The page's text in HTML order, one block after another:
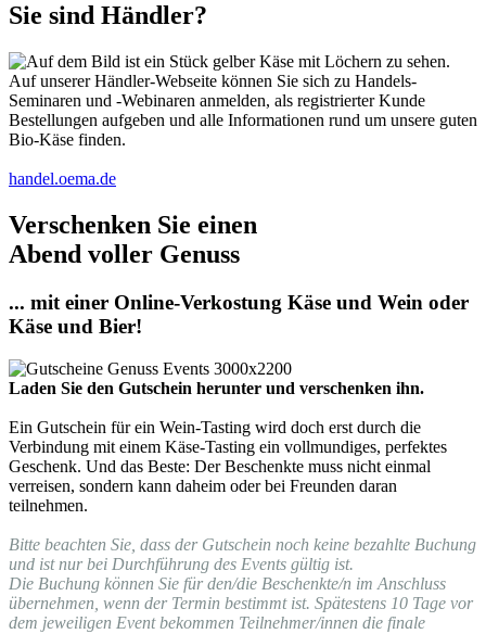
Sie sind Händler?
Auf unserer Händler-Webseite können Sie sich zu Handels-
Seminaren und -Webinaren anmelden, als registrierter Kunde
Bestellungen aufgeben und alle Informationen rund um unsere guten
Bio-Käse finden.
handel.oema.de
Verschenken Sie einen
Abend voller Genuss
... mit einer Online-Verkostung Käse und Wein oder
Käse und Bier!
Laden Sie den Gutschein herunter und verschenken ihn.
Ein Gutschein für ein Wein-Tasting wird doch erst durch die
Verbindung mit einem Käse-Tasting ein vollmundiges, perfektes
Geschenk. Und das Beste: Der Beschenkte muss nicht einmal
verreisen, sondern kann daheim oder bei Freunden daran
teilnehmen.
Bitte beachten Sie, dass der Gutschein noch keine bezahlte Buchung
und ist nur bei Durchführung des Events gültig ist.
Die Buchung können Sie für den/die Beschenkte/n im Anschluss
übernehmen, wenn der Termin bestimmt ist. Spätestens 10 Tage vor
dem jeweiligen Event bekommen Teilnehmer/innen die finale